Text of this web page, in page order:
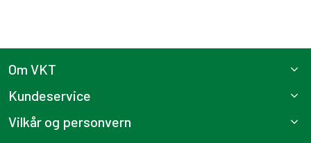
Om VKT
Kundeservice
Vilkår og personvern